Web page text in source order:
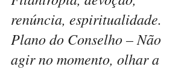
renúncia, espiritualidade.
Plano do Conselho – Não
agir no momento, olhar a